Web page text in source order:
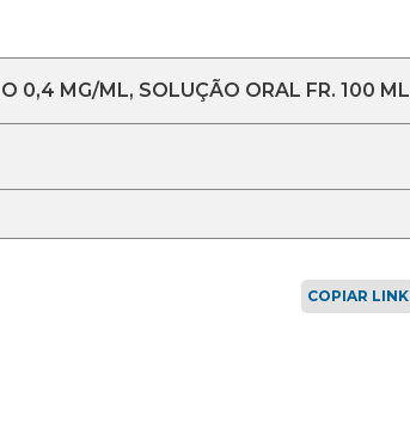
0,4 MG/ML, SOLUÇÃO ORAL FR. 100 ML
COPIAR LINK